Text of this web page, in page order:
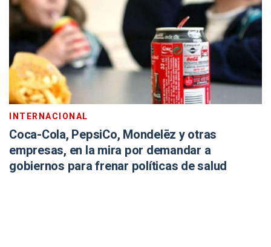
INTERNACIONAL
Coca-Cola, PepsiCo, Mondelēz y otras
empresas, en la mira por demandar a
gobiernos para frenar políticas de salud